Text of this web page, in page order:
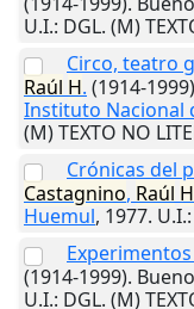
U.I.: DGL. (M)
Circo, teatro
Raúl H. (1914-
Instituto Nacional
(M) TEXTO NO
Crónicas del
Castagnino, Raúl H
Huemul, 1977. U.I.
(1914-1999).
U.I.: DGL. (M)